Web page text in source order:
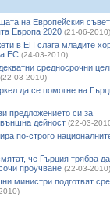
на Европейския
Европа 2020 (21-06-2010)
в ЕП слага младите
ЕС (24-03-2010)
средносрочни
(22-03-2010)
да се помогне на
предложението си за
дейност (22-03-
по-строго
че Гърция трябва да
проучване (22-03-2010)
министри подготвят